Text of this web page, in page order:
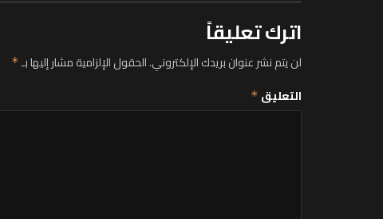
اترك تعليقاً
لن يتم نشر عنوان بريدك الإلكتروني.الحقول الإلزامية مشار إليها بـ*
التعليق *